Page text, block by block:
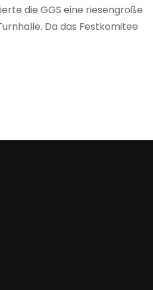
die GGS eine riesengroße
Da das Festkomitee